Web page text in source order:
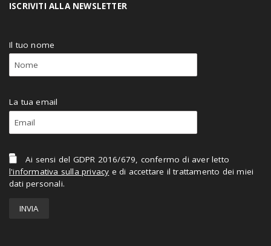
ISCRIVITI ALLA NEWSLETTER
Il tuo nome
La tua email
Ai sensi del GDPR 2016/679, confermo di aver letto
l'informativa sulla privacy e di accettare il trattamento dei miei
dati personali.